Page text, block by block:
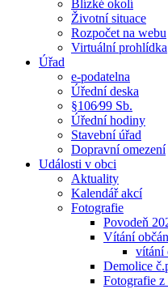
Blízké okolí
Životní situace
Rozpočet na webu
Virtuální prohlídka
Úřad
e-podatelna
Úřední deska
§106⁄99 Sb.
Úřední hodiny
Stavební úřad
Dopravní omezení
Události v obci
Aktuality
Kalendář akcí
Fotografie
Povodeň
Vítání
vítání
Demolice
Fotografie